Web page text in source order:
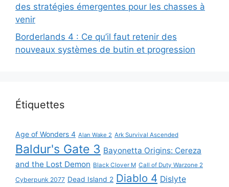
des stratégies émergentes pour les chasses à
venir
Borderlands 4 : Ce qu’il faut retenir des
nouveaux systèmes de butin et progression
Étiquettes
Age of Wonders 4 Alan Wake 2 Ark Survival Ascended
Baldur's Gate 3 Bayonetta Origins: Cereza
and the Lost Demon Black Clover M Call of Duty Warzone 2
Cyberpunk 2077 Dead Island 2 Diablo 4 Dislyte